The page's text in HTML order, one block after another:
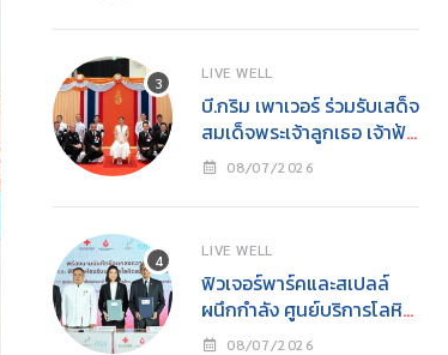
LIVE WELL
บี.กริม เพาเวอร์ ร่วมรับเสด็จ
สมเด็จพระเจ้าลูกเธอ เจ้าฟ้า
สิริวัณณวรี นารีรัตนราช
รักษ์ทะเล SEA THE
อนุรักษ์ทะเลแห่งปีเพื่อการ
อนุรักษ์ทรัพยากรทางทะเล
อย่างยั่งยืน
08/07/2026
LIVE WELL
ฟิวเจอร์พาร์คและสเปลล์
ผนึกกำลัง ศูนย์บริการโลหิต
แห่งชาติ สภากาชาดไทย
08/07/2026